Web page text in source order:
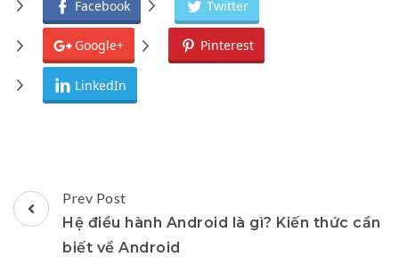
Facebook Twitter
Google+ Pinterest
LinkedIn
Post
Navigation
Prev Post
Hệ điều hành Android là gì? Kiến thức cần
biết về Android